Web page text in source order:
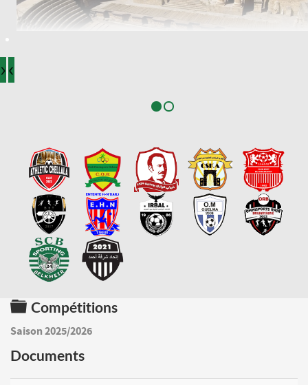
›‹
Dossier
Compétitions
Saison 2025/2026
Documents